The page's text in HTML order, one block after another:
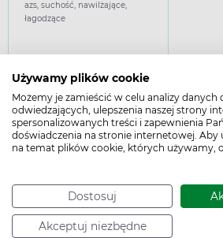
Używamy plików cookie
Możemy je zamieścić w celu analizy danych
odwiedzających, ulepszenia naszej strony
spersonalizowanych treści i zapewnienia
doświadczenia na stronie internetowej. Aby
na temat plików cookie, których używamy,
Dostosuj
Akceptuj niezbędne
nawilżający do twarzy i
ciała, 250 ml
azs, suchość, nawilżające,
łagodzące
prezentowanej na platformie. Nie
refundowanych, w stosunku do
urzędowe.